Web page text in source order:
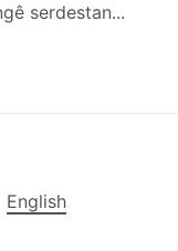
serdestan...
English